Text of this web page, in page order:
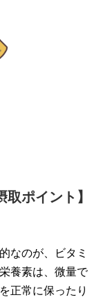
取ポイント】
なのが、ビタミ
養素は、微量で
正常に保ったり